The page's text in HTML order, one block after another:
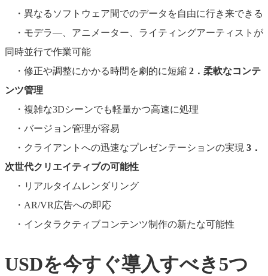
・異なるソフトウェア間でのデータを自由に行き来できる
・モデラ―、アニメーター、ライティングアーティストが
同時並行で作業可能
・修正や調整にかかる時間を劇的に短縮 2．柔軟なコンテ
ンツ管理
・複雑な3Dシーンでも軽量かつ高速に処理
・バージョン管理が容易
・クライアントへの迅速なプレゼンテーションの実現 3．
次世代クリエイティブの可能性
・リアルタイムレンダリング
・AR/VR広告への即応
・インタラクティブコンテンツ制作の新たな可能性
USDを今すぐ導入すべき5つ